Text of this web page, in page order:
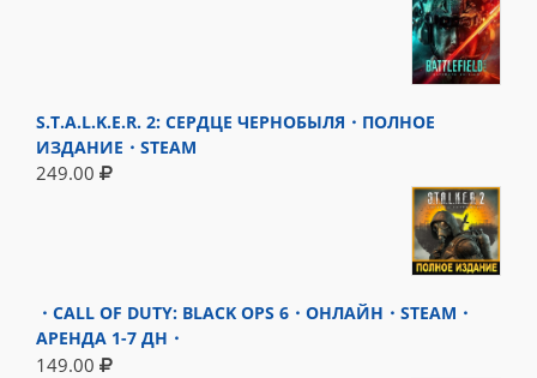
S.T.A.L.K.E.R. 2: СЕРДЦЕ ЧЕРНОБЫЛЯ・ПОЛНОЕ
ИЗДАНИЕ・STEAM
249.00
・CALL OF DUTY: BLACK OPS 6・ОНЛАЙН・STEAM・
АРЕНДА 1-7 ДН・
149.00